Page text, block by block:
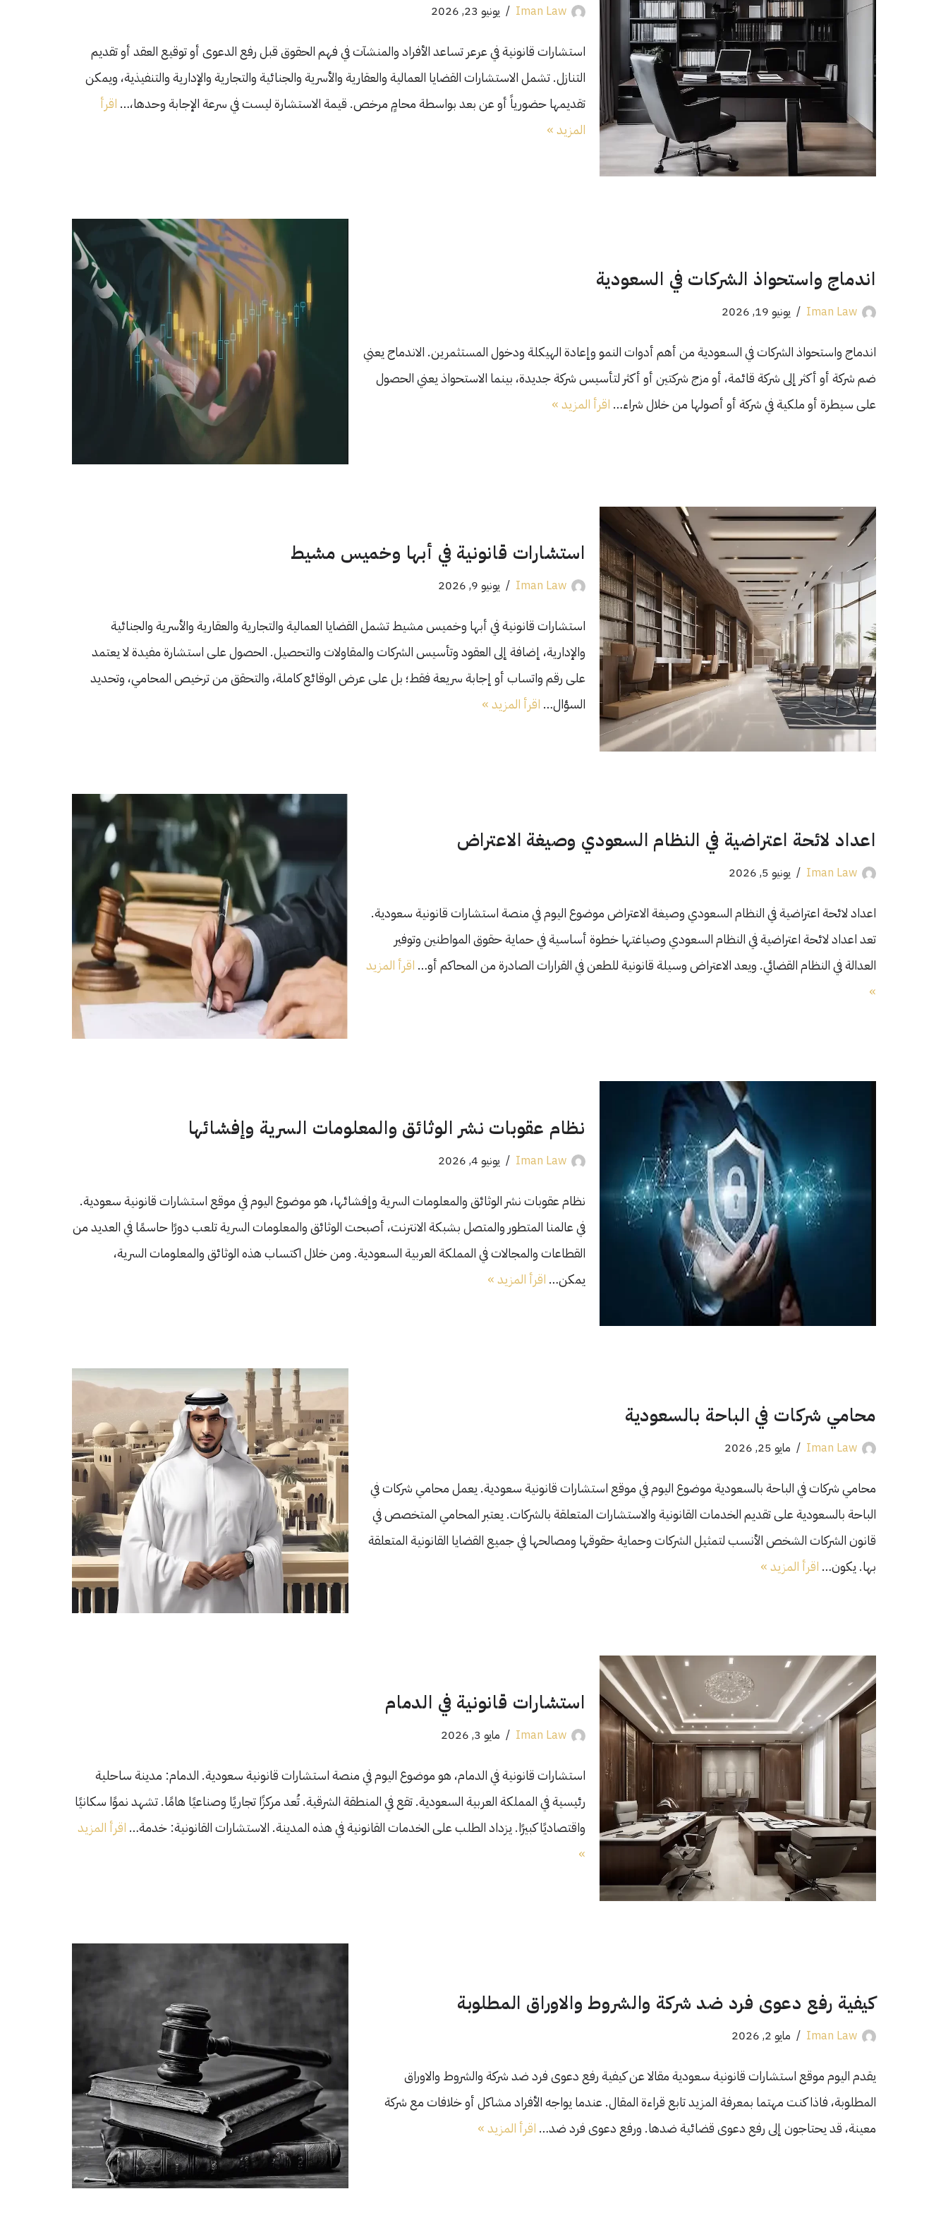
Iman Law يونيو 23, 2026
استشارات قانونية في عرعر تساعد الأفراد والمنشآت في فهم الحقوق قبل رفع الدعوى أو توقيع العقد أو تقديم
التنازل. تشمل الاستشارات القضايا العمالية والعقارية والأسرية والجنائية والتجارية والإدارية والتنفيذية، ويمكن
تقديمها حضورياً أو عن بعد بواسطة محامٍ مرخص. قيمة الاستشارة ليست في سرعة الإجابة وحدها،… اقرأ
المزيد »
اندماج واستحواذ الشركات في السعودية
Iman Law يونيو 19, 2026
اندماج واستحواذ الشركات في السعودية من أهم أدوات النمو وإعادة الهيكلة ودخول المستثمرين. الاندماج يعني
ضم شركة أو أكثر إلى شركة قائمة، أو مزج شركتين أو أكثر لتأسيس شركة جديدة، بينما الاستحواذ يعني الحصول
على سيطرة أو ملكية في شركة أو أصولها من خلال شراء… اقرأ المزيد »
استشارات قانونية في أبها وخميس مشيط
Iman Law يونيو 9, 2026
استشارات قانونية في أبها وخميس مشيط تشمل القضايا العمالية والتجارية والعقارية والأسرية والجنائية
والإدارية، إضافة إلى العقود وتأسيس الشركات والمقاولات والتحصيل. الحصول على استشارة مفيدة لا يعتمد
على رقم واتساب أو إجابة سريعة فقط؛ بل على عرض الوقائع كاملة، والتحقق من ترخيص المحامي، وتحديد
السؤال… اقرأ المزيد »
اعداد لائحة اعتراضية في النظام السعودي وصيغة الاعتراض
Iman Law يونيو 5, 2026
اعداد لائحة اعتراضية في النظام السعودي وصيغة الاعتراض موضوع اليوم في منصة استشارات قانونية سعودية.
تعد اعداد لائحة اعتراضية في النظام السعودي وصياغتها خطوة أساسية في حماية حقوق المواطنين وتوفير
العدالة في النظام القضائي. ويعد الاعتراض وسيلة قانونية للطعن في القرارات الصادرة من المحاكم أو… اقرأ المزيد
»
نظام عقوبات نشر الوثائق والمعلومات السرية وإفشائها
Iman Law يونيو 4, 2026
نظام عقوبات نشر الوثائق والمعلومات السرية وإفشائها، هو موضوع اليوم في موقع استشارات قانونية سعودية.
في عالمنا المتطور والمتصل بشبكة الانترنت، أصبحت الوثائق والمعلومات السرية تلعب دورًا حاسمًا في العديد من
القطاعات والمجالات في المملكة العربية السعودية. ومن خلال اكتساب هذه الوثائق والمعلومات السرية،
يمكن… اقرأ المزيد »
محامي شركات في الباحة بالسعودية
Iman Law مايو 25, 2026
محامي شركات في الباحة بالسعودية موضوع اليوم في موقع استشارات قانونية سعودية. يعمل محامي شركات في
الباحة بالسعودية على تقديم الخدمات القانونية والاستشارات المتعلقة بالشركات. يعتبر المحامي المتخصص في
قانون الشركات الشخص الأنسب لتمثيل الشركات وحماية حقوقها ومصالحها في جميع القضايا القانونية المتعلقة
بها. يكون… اقرأ المزيد »
استشارات قانونية في الدمام
Iman Law مايو 3, 2026
استشارات قانونية في الدمام، هو موضوع اليوم في منصة استشارات قانونية سعودية. الدمام: مدينة ساحلية
رئيسية في المملكة العربية السعودية. تقع في المنطقة الشرقية. تُعد مركزًا تجاريًا وصناعيًا هامًا. تشهد نموًا سكانيًا
واقتصاديًا كبيرًا. يزداد الطلب على الخدمات القانونية في هذه المدينة. الاستشارات القانونية: خدمة… اقرأ المزيد
»
كيفية رفع دعوى فرد ضد شركة والشروط والاوراق المطلوبة
Iman Law مايو 2, 2026
يقدم اليوم موقع استشارات قانونية سعودية مقالا عن كيفية رفع دعوى فرد ضد شركة والشروط والاوراق
المطلوبة، فاذا كنت مهتما بمعرفة المزيد تابع قراءة المقال. عندما يواجه الأفراد مشاكل أو خلافات مع شركة
معينة، قد يحتاجون إلى رفع دعوى قضائية ضدها. ورفع دعوى فرد ضد… اقرأ المزيد »